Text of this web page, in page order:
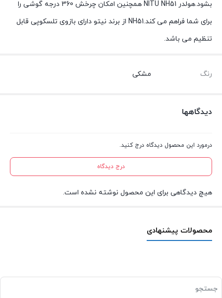
بشود.هولدر NITU NH51 همچنین امکان چرخش 360 درجه گوشی را
برای شما فراهم می کند.NH51 از برند نیتو دارای بازوی تلسکوپی قابل
تنظیم می باشد.
رنگ مشکی
دیدگاهها
درمورد این محصول دیدگاه درج کنید.
درج دیدگاه
هیچ دیدگاهی برای این محصول نوشته نشده است.
محصولات پیشنهادی